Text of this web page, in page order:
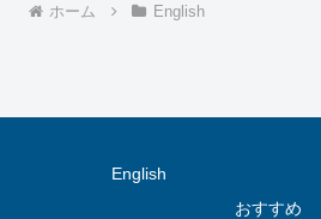
ホーム English
English
おすすめ